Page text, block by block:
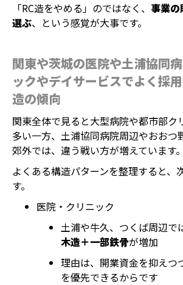
「RC造をやめる」のではなく、 事業の
選ぶ、という感覚が大事です。
関東や茨城の医院や土浦協同
ックやデイサービスでよく採
造の傾向
関東全体で見ると大型病院や都市部ク
多い一方、土浦協同病院周辺やおおつ
郊外では、違う戦い方が増えています。
よくある構造パターンを整理すると、
す。
医院・クリニック
土浦や牛久、つくば周辺で
木造＋一部鉄骨が増加
理由は、開業資金を抑えつ
を優先できるからです